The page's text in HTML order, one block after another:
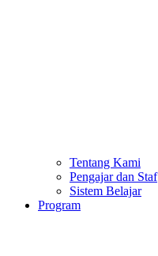
Tentang Kami
Pengajar dan Staf
Sistem Belajar
Program